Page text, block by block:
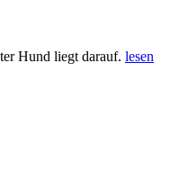
Hund liegt darauf. lesen